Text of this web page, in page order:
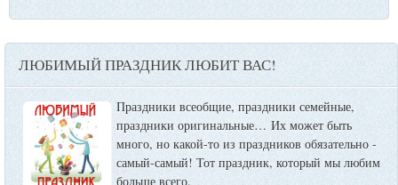
ЛЮБИМЫЙ ПРАЗДНИК ЛЮБИТ ВАС!
Праздники всеобщие, праздники семейные,
праздники оригинальные… Их может быть
много, но какой-то из праздников обязательно -
самый-самый! Тот праздник, который мы любим
больше всего.